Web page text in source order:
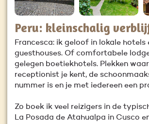
Peru: kleinschalig
Francesca: ik geloof in lokale
guesthouses. Of comfortabele
gelegen boetiekhotels. Plekken
receptionist je kent, de
nummer is en je met iedereen een
Zo boek ik veel reizigers in de
La Posada de Atahualpa in Cusco